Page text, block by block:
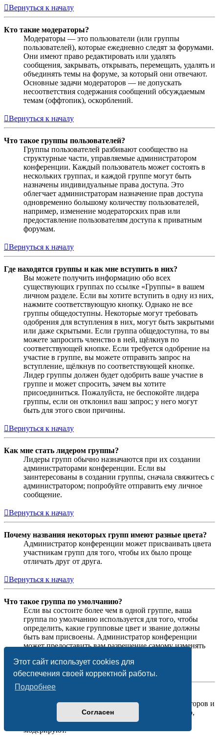
Этот сайт использует cookies для
обеспечения своей корректной работы.
Подробнее
Согласен
Вернуться к началу
Кто такие модераторы?
Модераторы — это пользователи (или группы
пользователей), которые ежедневно следят за форумами.
Они имеют право редактировать или удалять
сообщения, закрывать, открывать, перемещать, удалять и
объединять темы на форуме, за который они отвечают.
Основные задачи модераторов — не допускать
несоответствия содержания сообщений обсуждаемым
темам (оффтопик), оскорблений.
Вернуться к началу
Что такое группы пользователей?
Группы пользователей разбивают сообщество на
структурные части, управляемые администратором
конференции. Каждый пользователь может состоять в
нескольких группах, и каждой группе могут быть
назначены индивидуальные права доступа. Это
облегчает администраторам назначение прав доступа
одновременно большому количеству пользователей,
например, изменение модераторских прав или
предоставление пользователям доступа к приватным
форумам.
Вернуться к началу
Где находятся группы и как мне вступить в них?
Вы можете получить информацию обо всех
существующих группах по ссылке «Группы» в вашем
личном разделе. Если вы хотите вступить в одну из них,
нажмите соответствующую кнопку. Однако не все
группы общедоступны. Некоторые могут требовать
одобрения для вступления в них, могут быть закрытыми
или даже скрытыми. Если группа общедоступна, то вы
можете запросить членство в ней, щёлкнув по
соответствующей кнопке. Если требуется одобрение на
участие в группе, вы можете отправить запрос на
вступление, щёлкнув по соответствующей кнопке.
Лидер группы должен будет одобрить ваше участие в
группе и может спросить, зачем вы хотите
присоединиться. Пожалуйста, не беспокойте лидера
группы, если он отклонил ваш запрос; у него могут
быть для этого свои причины.
Вернуться к началу
Как мне стать лидером группы?
Лидеры групп обычно назначаются при их создании
администраторами конференции. Если вы
заинтересованы в создании группы, сначала свяжитесь с
администратором; попробуйте отправить ему личное
сообщение.
Вернуться к началу
Почему названия некоторых групп имеют разные цвета?
Администратор конференции может присваивать цвета
участникам групп для того, чтобы их было проще
отличать друг от друга.
Вернуться к началу
Что такое группа по умолчанию?
Если вы состоите более чем в одной группе, ваша
группа по умолчанию используется для того, чтобы
определить, какие групповые цвет и звание должны
быть вам присвоены. Администратор конференции
может предоставить вам разрешение самому изменять
Вернуться к началу
На этой странице вы найдёте список администраторов и
модераторов конференции и другую информацию,
такую как сведения о форумах, которые они
модерируют.